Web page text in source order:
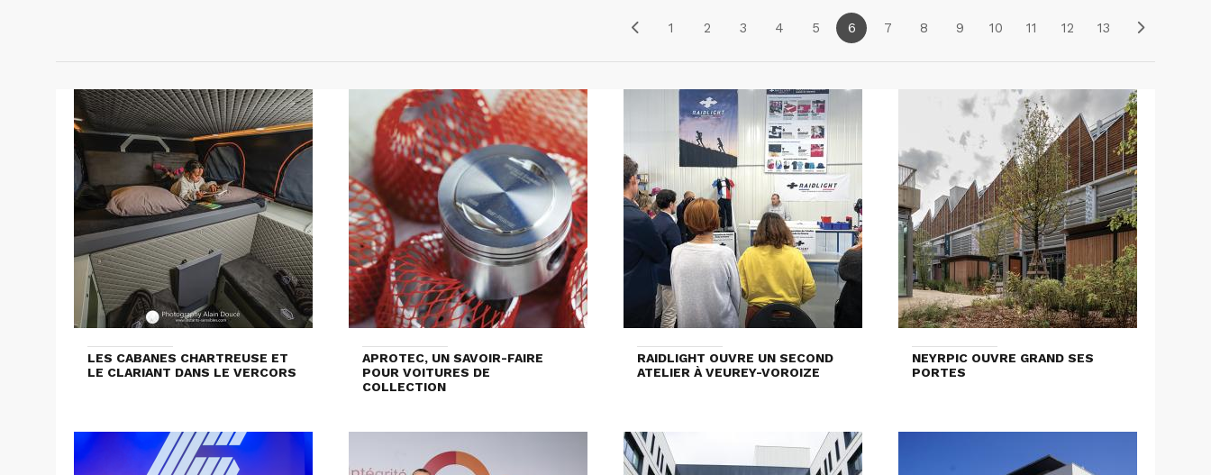
1 2 3 4 5 6 7 8 9 10 11 12 13
LES CABANES CHARTREUSE ET
LE CLARIANT DANS LE VERCORS
APROTEC, UN SAVOIR-FAIRE
POUR VOITURES DE
COLLECTION
RAIDLIGHT OUVRE UN SECOND
ATELIER À VEUREY-VOROIZE
NEYRPIC OUVRE GRAND SES
PORTES